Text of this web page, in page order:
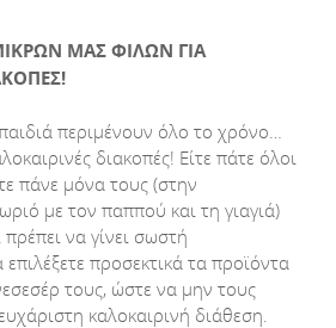
ΜΑΣ ΦΙΛΩΝ ΓΙΑ
περιμένουν όλο το χρόνο…
διακοπές! Είτε πάτε όλοι
πάνε μόνα τους (στην
με τον παππού και τη γιαγιά)
πρέπει να γίνει σωστή
προσεκτικά τα προϊόντα
τους, ώστε να μην τους
καλοκαιρινή διάθεση.